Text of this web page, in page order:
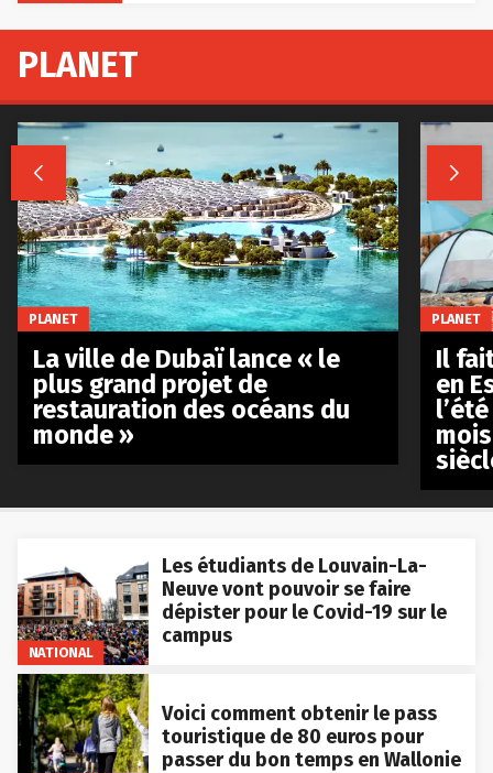
NATIONAL
Les étudiants de Louvain-La-
Neuve vont pouvoir se faire
dépister pour le Covid-19 sur le
campus
Voici comment obtenir le pass
touristique de 80 euros pour
passer du bon temps en Wallonie
PLANET
 
PLANET
La ville de Dubaï lance « le
plus grand projet de
restauration des océans du
monde »
PLANET
Il
en